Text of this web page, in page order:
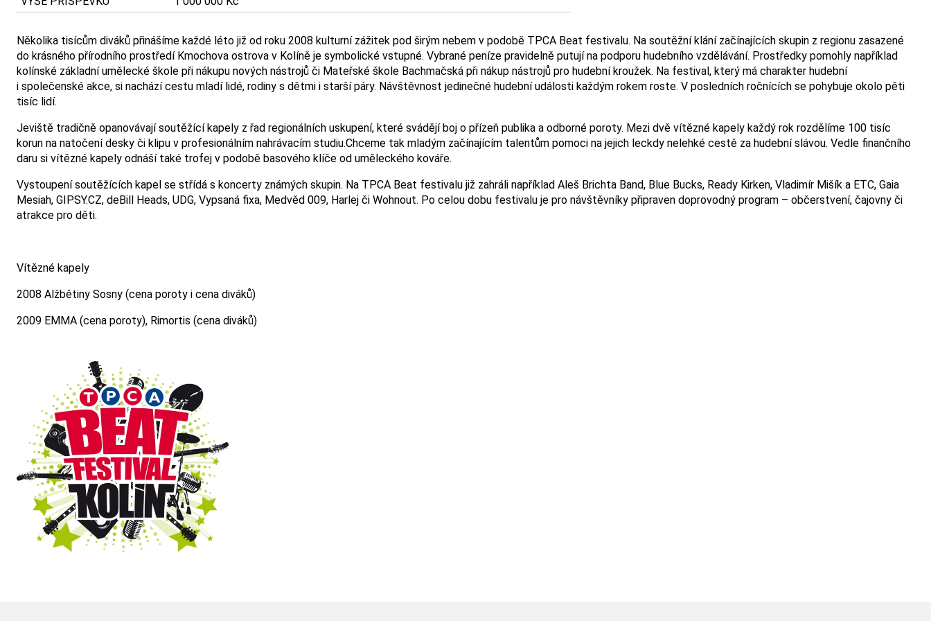
Několika tisícům diváků přinášíme každé léto již od roku 2008 kulturní zážitek pod širým nebem v podobě TPCA Beat festivalu. Na soutěžní klání začínajících skupin z regionu zasazené
do krásného přírodního prostředí Kmochova ostrova v Kolíně je symbolické vstupné. Vybrané peníze pravidelně putují na podporu hudebního vzdělávání. Prostředky pomohly například
kolínské základní umělecké škole při nákupu nových nástrojů či Mateřské škole Bachmačská při nákup nástrojů pro hudební kroužek. Na festival, který má charakter hudební
i společenské akce, si nachází cestu mladí lidé, rodiny s dětmi i starší páry. Návštěvnost jedinečné hudební události každým rokem roste. V posledních ročnících se pohybuje okolo pěti
tisíc lidí.
Jeviště tradičně opanovávají soutěžící kapely z řad regionálních uskupení, které svádějí boj o přízeň publika a odborné poroty. Mezi dvě vítězné kapely každý rok rozdělíme 100 tisíc
korun na natočení desky či klipu v profesionálním nahrávacím studiu.Chceme tak mladým začínajícím talentům pomoci na jejich leckdy nelehké cestě za hudební slávou. Vedle finančního
daru si vítězné kapely odnáší také trofej v podobě basového klíče od uměleckého kováře.
Vystoupení soutěžících kapel se střídá s koncerty známých skupin. Na TPCA Beat festivalu již zahráli například Aleš Brichta Band, Blue Bucks, Ready Kirken, Vladimír Mišík a ETC, Gaia
Mesiah, GIPSY.CZ, deBill Heads, UDG, Vypsaná fixa, Medvěd 009, Harlej či Wohnout. Po celou dobu festivalu je pro návštěvníky připraven doprovodný program – občerstvení, čajovny či
atrakce pro děti.
Vítězné kapely
2008 Alžbětiny Sosny (cena poroty i cena diváků)
2009 EMMA (cena poroty), Rimortis (cena diváků)